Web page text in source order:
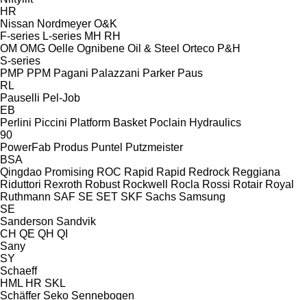
HR
Nissan Nordmeyer O&K
F-series L-series MH RH
OM OMG Oelle Ognibene Oil & Steel Orteco P&H
S-series
PMP PPM Pagani Palazzani Parker Paus
RL
Pauselli Pel-Job
EB
Perlini Piccini Platform Basket Poclain Hydraulics
90
PowerFab Produs Puntel Putzmeister
BSA
Qingdao Promising ROC Rapid Rapid Redrock Reggiana
Riduttori Rexroth Robust Rockwell Rocla Rossi Rotair Royal
Ruthmann SAF SE SET SKF Sachs Samsung
SE
Sanderson Sandvik
CH QE QH QI
Sany
SY
Schaeff
HML HR SKL
Schäffer Seko Sennebogen